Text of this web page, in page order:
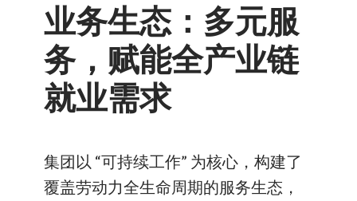
业务生态：多元服
务，赋能全产业链
就业需求
集团以 “可持续工作” 为核心，构建了
覆盖劳动力全生命周期的服务生态，